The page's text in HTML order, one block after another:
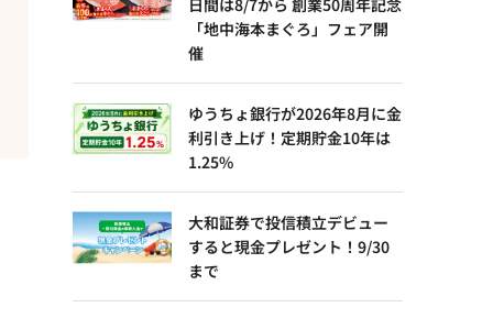
「地中海本まぐろ」フェア開
催
ゆうちょ銀行が2026年8月に金
利引き上げ！定期貯金10年は
1.25%
大和証券で投信積立デビュー
すると現金プレゼント！9/30
まで